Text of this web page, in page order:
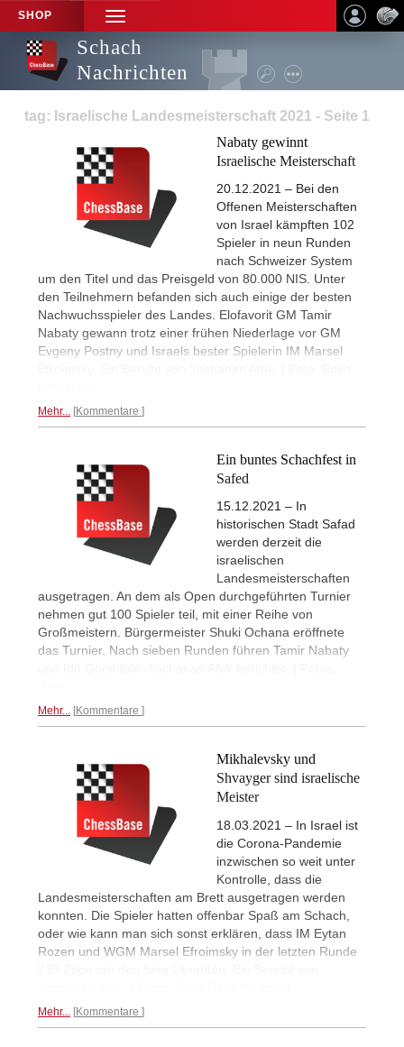
SHOP
TOGGLE
NAVIGATION
Schach
Nachrichten
tag: Israelische Landesmeisterschaft 2021 - Seite 1
Nabaty gewinnt
Israelische Meisterschaft
20.12.2021 – Bei den
Offenen Meisterschaften
von Israel kämpften 102
Spieler in neun Runden
nach Schweizer System
um den Titel und das Preisgeld von 80.000 NIS. Unter
den Teilnehmern befanden sich auch einige der besten
Nachwuchsspieler des Landes. Elofavorit GM Tamir
Nabaty gewann trotz einer frühen Niederlage vor GM
Evgeny Postny und Israels bester Spielerin IM Marsel
Mehr... Kommentare
Ein buntes Schachfest in
Safed
15.12.2021 – In
historischen Stadt Safad
werden derzeit die
israelischen
Landesmeisterschaften
ausgetragen. An dem als Open durchgeführten Turnier
nehmen gut 100 Spieler teil, mit einer Reihe von
Großmeistern. Bürgermeister Shuki Ochana eröffnete
das Turnier. Nach sieben Runden führen Tamir Nabaty
Mehr... Kommentare
Mikhalevsky und
Shvayger sind israelische
Meister
18.03.2021 – In Israel ist
die Corona-Pandemie
inzwischen so weit unter
Kontrolle, dass die
Landesmeisterschaften am Brett ausgetragen werden
konnten. Die Spieler hatten offenbar Spaß am Schach,
oder wie kann man sich sonst erklären, dass IM Eytan
Rozen und WGM Marsel Efroimsky in der letzten Runde
Mehr... Kommentare